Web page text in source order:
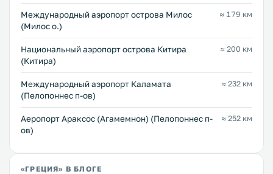
Междунарoдный аэропорт острова Милос
(Милос о.)
≈ 179 км
Национальный аэропорт острова Китира
(Китира)
≈ 200 км
Международный аэропорт Каламата
(Пелопоннес п-ов)
≈ 232 км
Аеропорт Араксос (Агамемнон) (Пелопоннес п-
ов)
≈ 252 км
«ГРЕЦИЯ» В БЛОГЕ